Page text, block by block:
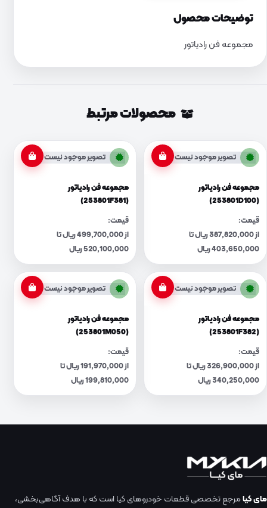
توضیحات محصول
مجموعه فن رادیاتور
محصولات مرتبط
تصویر موجود نیست
مجموعه فن رادیاتور
(253801D100)
قیمت:
از 387,820,000 ریال تا
403,650,000 ریال
تصویر موجود نیست
مجموعه فن رادیاتور
(253801F381)
قیمت:
از 499,700,000 ریال تا
520,100,000 ریال
تصویر موجود نیست
مجموعه فن رادیاتور
(253801F382)
قیمت:
از 326,900,000 ریال تا
340,250,000 ریال
تصویر موجود نیست
مجموعه فن رادیاتور
(253801M050)
قیمت:
از 191,970,000 ریال تا
199,810,000 ریال
مای کیامرجع تخصصی قطعات خودروهای کیا است که با هدف آگاهی‌بخشی،